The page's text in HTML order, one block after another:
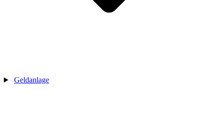
Geldanlage